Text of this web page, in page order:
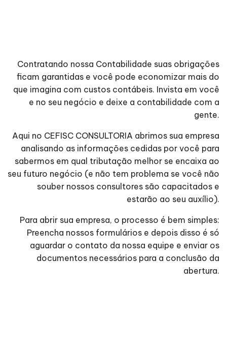
Contratando nossa Contabilidade suas obrigações
ficam garantidas e você pode economizar mais do
que imagina com custos contábeis. Invista em você
e no seu negócio e deixe a contabilidade com a
gente.
Aqui no CEFISC CONSULTORIA abrimos sua empresa
analisando as informações cedidas por você para
sabermos em qual tributação melhor se encaixa ao
seu futuro negócio (e não tem problema se você não
souber nossos consultores são capacitados e
estarão ao seu auxílio).
Para abrir sua empresa, o processo é bem simples:
Preencha nossos formulários e depois disso é só
aguardar o contato da nossa equipe e enviar os
documentos necessários para a conclusão da
abertura.